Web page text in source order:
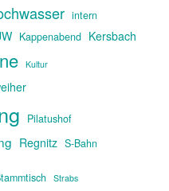
intern
Kappenabend Kersbach
Kultur
Pilatushof
Regnitz S-Bahn
Strabs